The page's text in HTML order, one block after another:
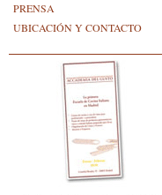
PRENSA
UBICACIÓN Y CONTACTO